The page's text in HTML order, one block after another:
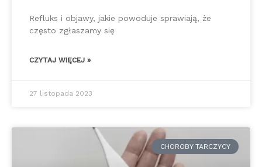
Refluks i objawy, jakie powoduje sprawiają, że
często zgłaszamy się
CZYTAJ WIĘCEJ »
27 listopada 2023
CHOROBY TARCZYCY